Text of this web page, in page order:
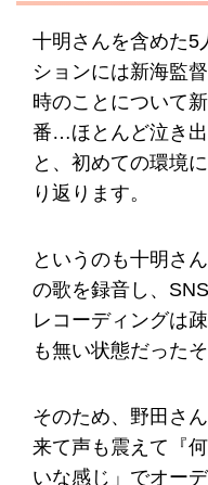
十明さんを含めた5
ションには新海監
時のことについて
番…ほとんど泣き
と、初めての環境
り返ります。
というのも十明さ
の歌を録音し、
レコーディングは
も無い状態だったそ
そのため、野田さ
来て声も震えて『
いな感じ」でオー